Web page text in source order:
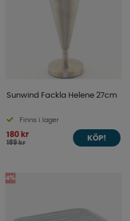
Sunwind Fackla Helene 27cm
Finns i lager
180 kr
189 kr
KÖP!
4%